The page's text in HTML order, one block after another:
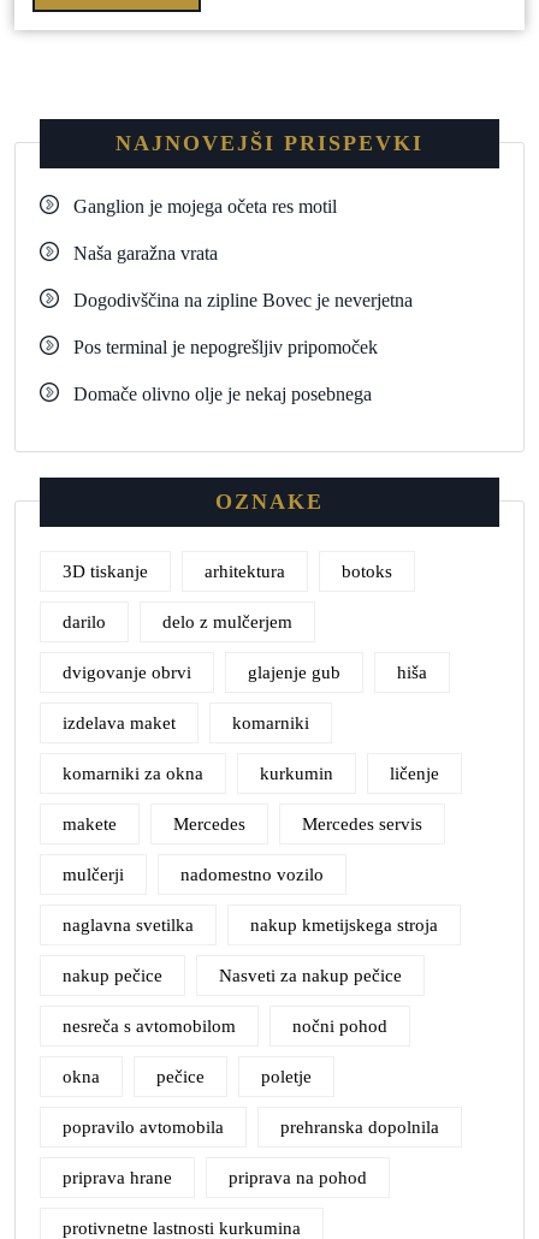
NAJNOVEJŠI PRISPEVKI
Ganglion je mojega očeta res motil
Naša garažna vrata
Dogodivščina na zipline Bovec je neverjetna
Pos terminal je nepogrešljiv pripomoček
Domače olivno olje je nekaj posebnega
OZNAKE
3D tiskanje arhitektura botoks
darilo delo z mulčerjem
dvigovanje obrvi glajenje gub hiša
izdelava maket komarniki
komarniki za okna kurkumin ličenje
makete Mercedes Mercedes servis
mulčerji nadomestno vozilo
naglavna svetilka nakup kmetijskega stroja
nakup pečice Nasveti za nakup pečice
nesreča s avtomobilom nočni pohod
okna pečice poletje
popravilo avtomobila prehranska dopolnila
priprava hrane priprava na pohod
protivnetne lastnosti kurkumina